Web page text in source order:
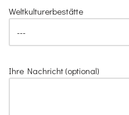
Weltkulturerbestätte
Ihre Nachricht (optional)